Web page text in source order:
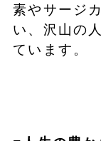
素やサージ
い、沢山の
ています。